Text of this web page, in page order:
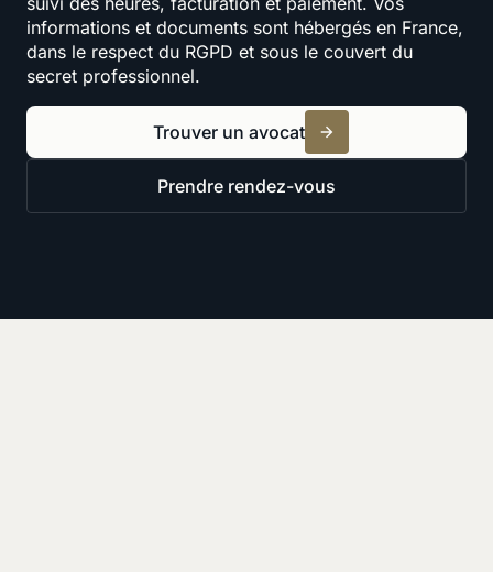
informations et documents sont hébergés en France,
dans le respect du RGPD et sous le couvert du
secret professionnel.
Trouver un avocat
Prendre rendez-vous